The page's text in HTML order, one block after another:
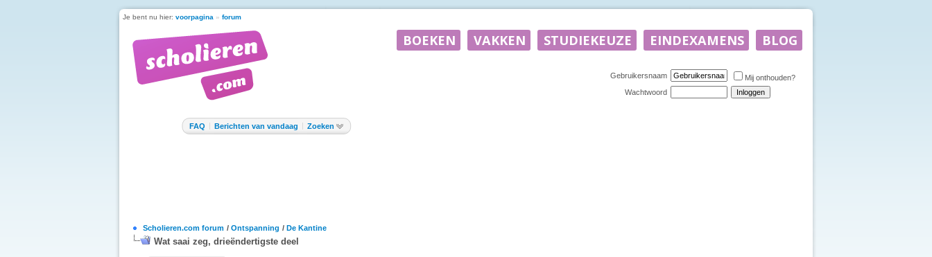
Je bent nu hier: voorpagina » forum
Gebruikersnaam
Mij onthouden?
Wachtwoord
FAQ Berichten van vandaag Zoeken
Scholieren.com forum / Ontspanning / De Kantine
Wat saai zeg, drieëndertigste deel